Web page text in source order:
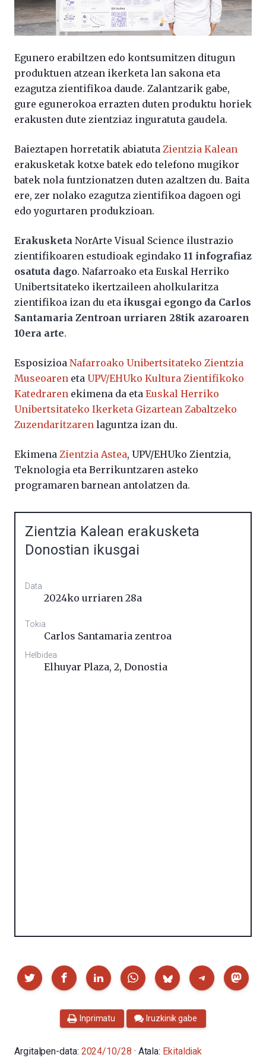
Egunero erabiltzen edo kontsumitzen ditugun
produktuen atzean ikerketa lan sakona eta
ezagutza zientifikoa daude. Zalantzarik gabe,
gure egunerokoa errazten duten produktu horiek
erakusten dute zientziaz inguratuta gaudela.
Baieztapen horretatik abiatuta Zientzia Kalean
erakusketak kotxe batek edo telefono mugikor
batek nola funtzionatzen duten azaltzen du. Baita
ere, zer nolako ezagutza zientifikoa dagoen ogi
edo yogurtaren produkzioan.
Erakusketa NorArte Visual Science ilustrazio
zientifikoaren estudioak egindako 11 infografiaz
osatuta dago. Nafarroako eta Euskal Herriko
Unibertsitateko ikertzaileen aholkularitza
zientifikoa izan du eta ikusgai egongo da Carlos
Santamaria Zentroan urriaren 28tik azaroaren
10era arte.
Esposizioa Nafarroako Unibertsitateko Zientzia
Museoaren eta UPV/EHUko Kultura Zientifikoko
Katedraren ekimena da eta Euskal Herriko
Unibertsitateko Ikerketa Gizartean Zabaltzeko
Zuzendaritzaren laguntza izan du.
Ekimena Zientzia Astea, UPV/EHUko Zientzia,
Teknologia eta Berrikuntzaren asteko
programaren barnean antolatzen da.
Zientzia Kalean erakusketa
Donostian ikusgai
Data
2024ko urriaren 28a
Tokia
Carlos Santamaria zentroa
Helbidea
Elhuyar Plaza, 2, Donostia
Partekatu
Inprimatu Iruzkinik gabe
Argitalpen-data: 2024/10/28 · Atala: Ekitaldiak